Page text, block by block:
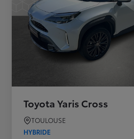
Toyota Yaris Cross
TOULOUSE
HYBRIDE